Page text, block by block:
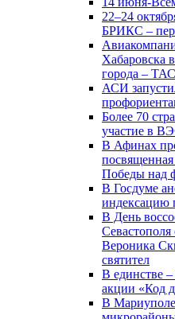
22–24
БРИКС –
Хабаровска
города –
АСИ
Более 70
участие в
В Афинах
Победы над
В Госдуме
индексацию
В День
Вероника
святител
В единстве –
акции «Код
В